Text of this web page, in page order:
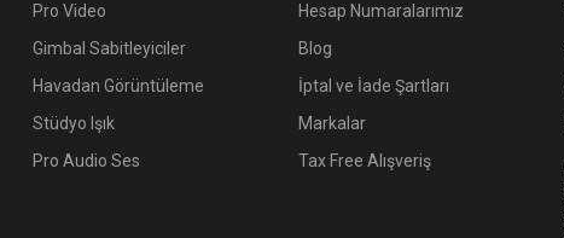
Pro Video
Gimbal Sabitleyiciler
Havadan Görüntüleme
Stüdyo Işık
Pro Audio Ses
Hesap Numaralarımız
Blog
İptal ve İade Şartları
Markalar
Tax Free Alışveriş